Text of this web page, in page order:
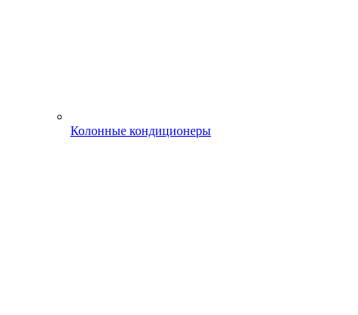
Колонные кондиционеры